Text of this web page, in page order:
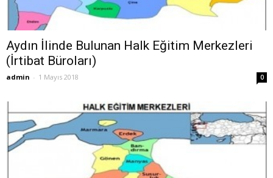
Aydın İlinde Bulunan Halk Eğitim Merkezleri
(İrtibat Büroları)
admin - 1 Mayıs 2018 0